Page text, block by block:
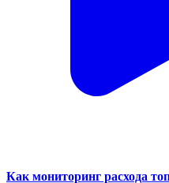
Как мониторинг расхода